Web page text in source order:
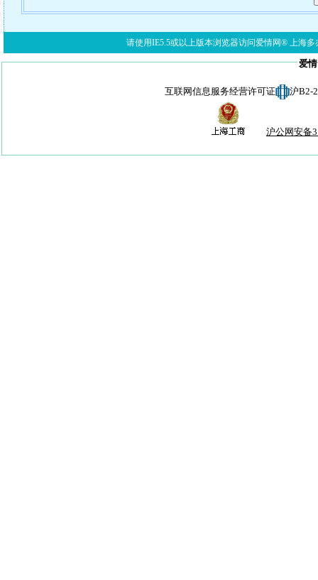
请使用IE5.5或以上版本浏览器访问爱情网® 上海多
爱
互联网信息服务经营许可证 沪B2-
沪公网安备